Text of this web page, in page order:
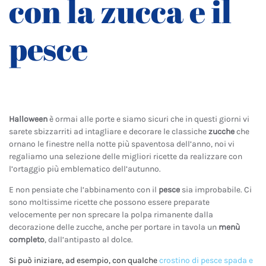
con la zucca e il
pesce
Halloweenè ormai alle porte e siamo sicuri che in questi giorni vi
sarete sbizzarriti ad intagliare e decorare le classichezuccheche
ornano le finestre nella notte più spaventosa dell’anno, noi vi
regaliamo una selezione delle migliori ricette da realizzare con
l’ortaggio più emblematico dell’autunno.
E non pensiate che l’abbinamento con il pesce sia improbabile. Ci
sono moltissime ricette che possono essere preparate
velocemente per non sprecare la polpa rimanente dalla
decorazione delle zucche, anche per portare in tavola un menù
completo, dall’antipasto al dolce.
Si può iniziare, ad esempio, con qualchecrostino di pesce spada e